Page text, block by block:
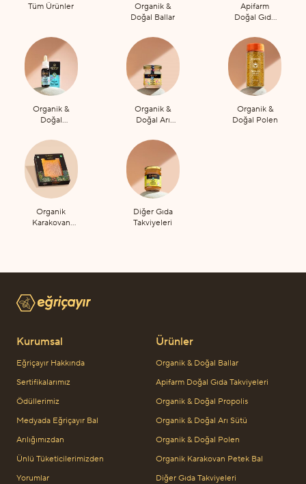
Tüm Ürünler
Organik &
Doğal Ballar
Apifarm
Doğal Gıda
Organik &
Doğal
Organik &
Doğal Arı
Organik &
Doğal Polen
Organik
Karakovan
Diğer Gıda
Takviyeleri
Kurumsal
Eğriçayır Hakkında
Sertifikalarımız
Ödüllerimiz
Medyada Eğriçayır Bal
Arılığımızdan
Ünlü Tüketicilerimizden
Yorumlar
Ürünler
Organik & Doğal Ballar
Apifarm Doğal Gıda Takviyeleri
Organik & Doğal Propolis
Organik & Doğal Arı Sütü
Organik & Doğal Polen
Organik Karakovan Petek Bal
Diğer Gıda Takviyeleri